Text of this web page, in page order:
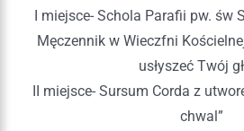
I miejsce- Schola Parafii pw. św
Męczennik w Wieczfni
usłyszeć Twój
II miejsce- Sursum Corda z
chwal”